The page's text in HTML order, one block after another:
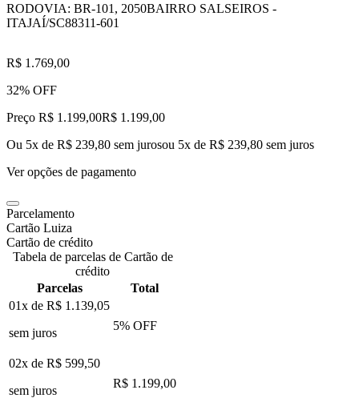
RODOVIA: BR-101, 2050BAIRRO SALSEIROS -
ITAJAÍ/SC88311-601
R$ 1.769,00
32% OFF
Preço R$ 1.199,00R$ 1.199,00
Ou 5x de R$ 239,80 sem jurosou 5x de R$ 239,80 sem juros
Ver opções de pagamento
Parcelamento
Cartão Luiza
Cartão de crédito
Tabela de parcelas de Cartão de
crédito
Parcelas
Total
01x de R$ 1.139,05
sem juros
5% OFF
02x de R$ 599,50
sem juros
R$ 1.199,00